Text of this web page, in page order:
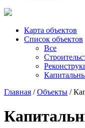
Карта объектов
Список объектов
Все
Главная /Объекты /